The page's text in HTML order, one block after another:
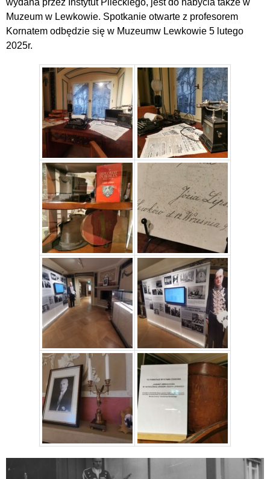
wydana przez Instytut Pileckiego, jest do nabycia także w
Muzeum w Lewkowie. Spotkanie otwarte z profesorem
Kornatem odbędzie się w Muzeumw Lewkowie 5 lutego
2025r.